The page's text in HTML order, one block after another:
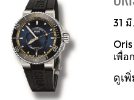
เป็น
หอย
หน้า
ทอง
เพ
ทัวร์
31
เพื่อ
ออ
และ
ดูเ